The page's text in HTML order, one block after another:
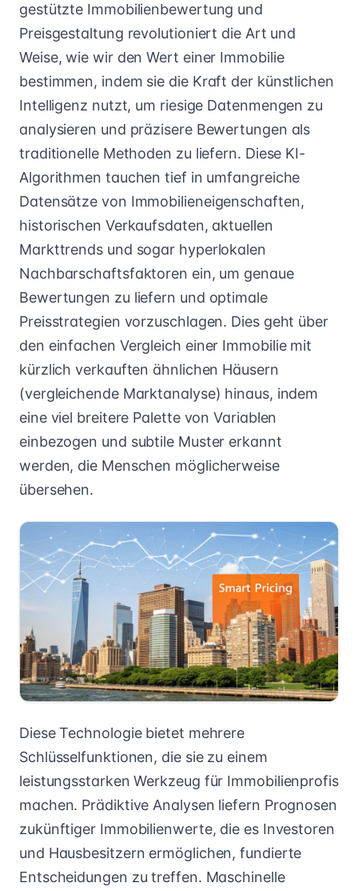
gestützte Immobilienbewertung und
Preisgestaltung revolutioniert die Art und
Weise, wie wir den Wert einer Immobilie
bestimmen, indem sie die Kraft der künstlichen
Intelligenz nutzt, um riesige Datenmengen zu
analysieren und präzisere Bewertungen als
traditionelle Methoden zu liefern. Diese KI-
Algorithmen tauchen tief in umfangreiche
Datensätze von Immobilieneigenschaften,
historischen Verkaufsdaten, aktuellen
Markttrends und sogar hyperlokalen
Nachbarschaftsfaktoren ein, um genaue
Bewertungen zu liefern und optimale
Preisstrategien vorzuschlagen. Dies geht über
den einfachen Vergleich einer Immobilie mit
kürzlich verkauften ähnlichen Häusern
(vergleichende Marktanalyse) hinaus, indem
eine viel breitere Palette von Variablen
einbezogen und subtile Muster erkannt
werden, die Menschen möglicherweise
übersehen.
Diese Technologie bietet mehrere
Schlüsselfunktionen, die sie zu einem
leistungsstarken Werkzeug für Immobilienprofis
machen. Prädiktive Analysen liefern Prognosen
zukünftiger Immobilienwerte, die es Investoren
und Hausbesitzern ermöglichen, fundierte
Entscheidungen zu treffen. Maschinelle